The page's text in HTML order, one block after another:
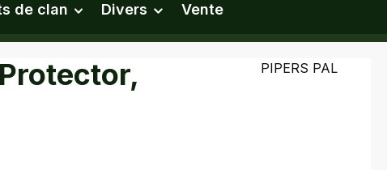
de clan Divers Vente
PIPERS PAL